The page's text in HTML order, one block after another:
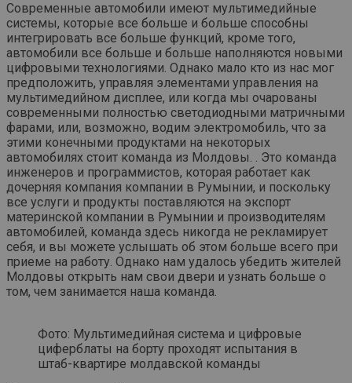
Современные автомобили имеют мультимедийные
системы, которые все больше и больше способны
интегрировать все больше функций, кроме того,
автомобили все больше и больше наполняются новыми
цифровыми технологиями. Однако мало кто из нас мог
предположить, управляя элементами управления на
мультимедийном дисплее, или когда мы очарованы
современными полностью светодиодными матричными
фарами, или, возможно, водим электромобиль, что за
этими конечными продуктами на некоторых
автомобилях стоит команда из Молдовы. . Это команда
инженеров и программистов, которая работает как
дочерняя компания компании в Румынии, и поскольку
все услуги и продукты поставляются на экспорт
материнской компании в Румынии и производителям
автомобилей, команда здесь никогда не рекламирует
себя, и вы можете услышать об этом больше всего при
приеме на работу. Однако нам удалось убедить жителей
Молдовы открыть нам свои двери и узнать больше о
том, чем занимается наша команда.
Фото: Мультимедийная система и цифровые
циферблаты на борту проходят испытания в
штаб-квартире молдавской команды